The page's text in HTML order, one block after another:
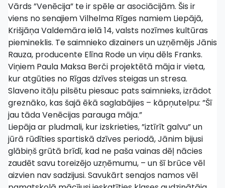
Vārds ”Venēcija” te ir spēle ar asociācijām. Šis ir
viens no senajiem Vilhelma Rīges namiem Liepājā,
Krišjāņa Valdemāra ielā 14, valsts nozīmes kultūras
piemineklis. Te saimnieko dizainers un uzņēmējs Jānis
Rauza, producente Elīna Rode un viņu dēls Franks.
Viņiem Paula Maksa Berči projektētā māja ir vieta,
kur atgūties no Rīgas dzīves steigas un stresa.
Slaveno itāļu pilsētu piesauc pats saimnieks, izrādot
greznāko, kas šajā ēkā saglabājies – kāpņutelpu: ”Šī
jau tāda Venēcijas parauga māja.”
Liepāja ar pludmali, kur izskrieties, ”iztīrīt galvu” un
jūrā rūdīties spartiskā dzīves periodā, Jānim bijusi
glābiņš grūtā brīdī, kad ne paša vainas dēļ nācies
zaudēt savu toreizējo uzņēmumu, – un šī brūce vēl
aizvien nav sadzijusi. Savukārt senajos namos vēl